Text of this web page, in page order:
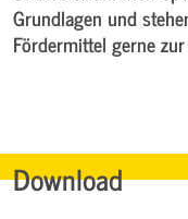
Grundlagen und
Fördermittel gerne
Download